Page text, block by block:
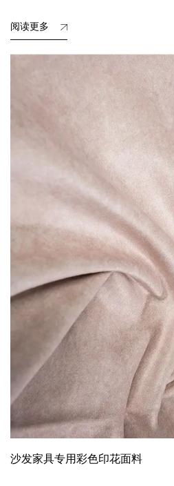
阅读更多
沙发家具专用彩色印花面料